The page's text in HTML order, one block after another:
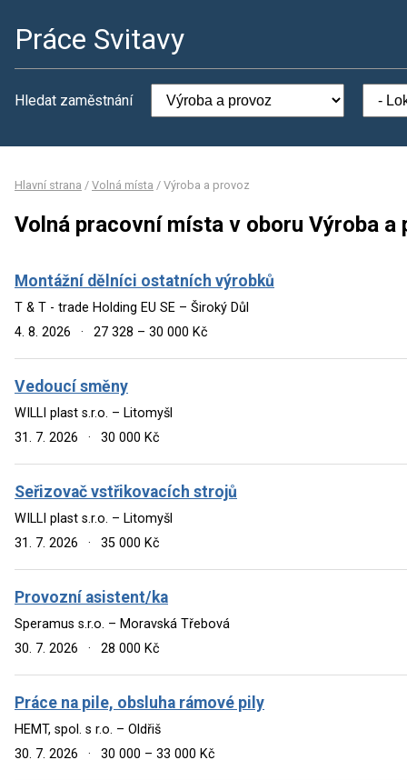
Práce Svitavy
Hledat zaměstnání
Hlavní strana / Volná místa / Výroba a provoz
Volná pracovní místa v oboru Výroba a
Montážní dělníci ostatních výrobků
T & T - trade Holding EU SE – Široký Důl
4. 8. 2026
· 27 328 – 30 000 Kč
Vedoucí směny
WILLI plast s.r.o. – Litomyšl
31. 7. 2026
· 30 000 Kč
Seřizovač vstřikovacích strojů
WILLI plast s.r.o. – Litomyšl
31. 7. 2026
· 35 000 Kč
Provozní asistent/ka
Speramus s.r.o. – Moravská Třebová
30. 7. 2026
· 28 000 Kč
Práce na pile, obsluha rámové pily
HEMT, spol. s r.o. – Oldřiš
30. 7. 2026
· 30 000 – 33 000 Kč